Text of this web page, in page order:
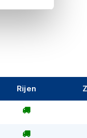
Rijen